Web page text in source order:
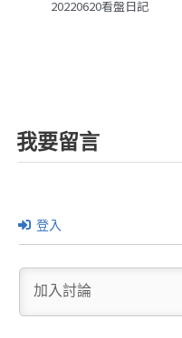
20220620看盤日記
我要留言
登入